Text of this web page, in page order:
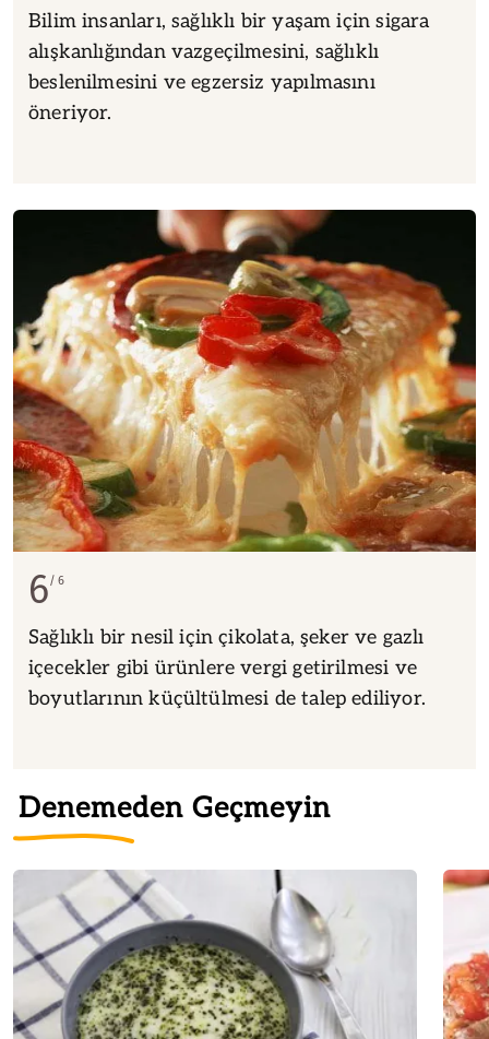
Bilim insanları, sağlıklı bir yaşam için sigara
alışkanlığından vazgeçilmesini, sağlıklı
beslenilmesini ve egzersiz yapılmasını
öneriyor.
6 6
Sağlıklı bir nesil için çikolata, şeker ve gazlı
içecekler gibi ürünlere vergi getirilmesi ve
boyutlarının küçültülmesi de talep ediliyor.
Denemeden Geçmeyin